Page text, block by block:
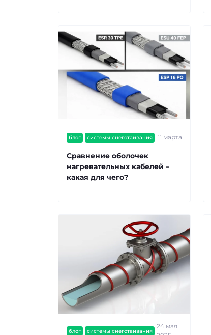
блог системы снеготаивания 11 марта
Сравнение оболочек
нагревательных кабелей –
какая для чего?
блог системы снеготаивания
24 мая